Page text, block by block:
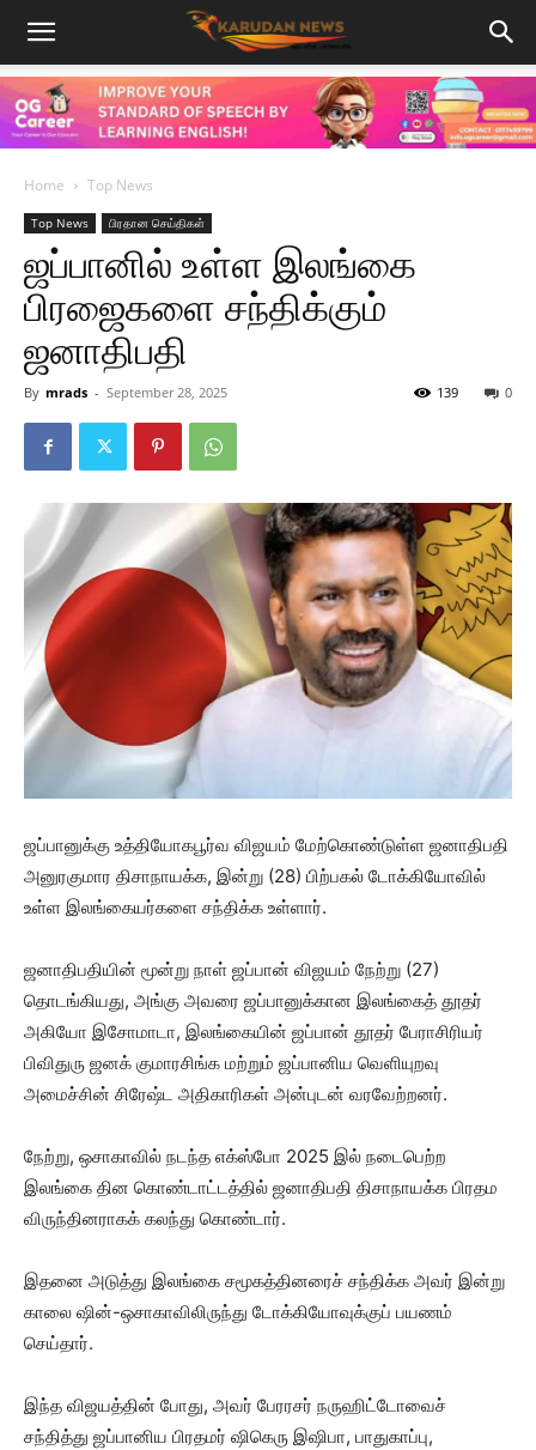
Home Top News
Top News பிரதான செய்திகள்
ஜப்பானில் உள்ள இலங்கை
பிரஜைகளை சந்திக்கும்
ஜனாதிபதி
By mrads - September 28, 2025 0
139
ஜப்பானுக்கு உத்தியோகபூர்வ விஜயம் மேற்கொண்டுள்ள ஜனாதிபதி
அனுரகுமார திசாநாயக்க, இன்று (28) பிற்பகல் டோக்கியோவில்
உள்ள இலங்கையர்களை சந்திக்க உள்ளார்.
ஜனாதிபதியின் மூன்று நாள் ஜப்பான் விஜயம் நேற்று (27)
தொடங்கியது, அங்கு அவரை ஜப்பானுக்கான இலங்கைத் தூதர்
அகியோ இசோமாடா, இலங்கையின் ஜப்பான் தூதர் பேராசிரியர்
பிவிதுரு ஜனக் குமாரசிங்க மற்றும் ஜப்பானிய வெளியுறவு
அமைச்சின் சிரேஷ்ட அதிகாரிகள் அன்புடன் வரவேற்றனர்.
நேற்று, ஒசாகாவில் நடந்த எக்ஸ்போ 2025 இல் நடைபெற்ற
இலங்கை தின கொண்டாட்டத்தில் ஜனாதிபதி திசாநாயக்க பிரதம
விருந்தினராகக் கலந்து கொண்டார்.
இதனை அடுத்து இலங்கை சமூகத்தினரைச் சந்திக்க அவர் இன்று
காலை ஷின்-ஒசாகாவிலிருந்து டோக்கியோவுக்குப் பயணம்
செய்தார்.
இந்த விஜயத்தின் போது, ​​அவர் பேரரசர் நருஹிட்டோவைச்
சந்தித்து ஜப்பானிய பிரதமர் ஷிகெரு இஷிபா, பாதுகாப்பு,